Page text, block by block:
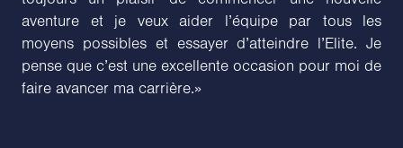
aventure et je veux aider l’équipe par tous les
moyens possibles et essayer d’atteindre l’Elite. Je
pense que c’est une excellente occasion pour moi de
faire avancer ma carrière.»